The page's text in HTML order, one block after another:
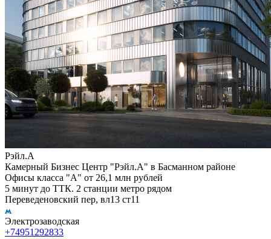
Рэйл.А
Камерный Бизнес Центр "Рэйл.А" в Басманном районе
Офисы класса "А" от 26,1 млн рублей
5 минут до ТТК. 2 станции метро рядом
Переведеновский пер, вл13 ст11
Электрозаводская
+74951292833